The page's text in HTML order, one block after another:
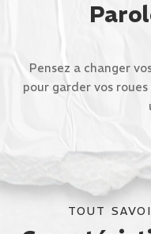
Pensez a changer
pour garder vos
TOUT